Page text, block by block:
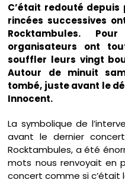
C’était redouté depuis
rincées successives
Rocktambules.
organisateurs ont
souffler leurs vingt
Autour de minuit
tombé, juste avant le
Innocent.
La symbolique de
avant le dernier
Rocktambules, a été
mots nous renvoyait en
concert comme si c’était